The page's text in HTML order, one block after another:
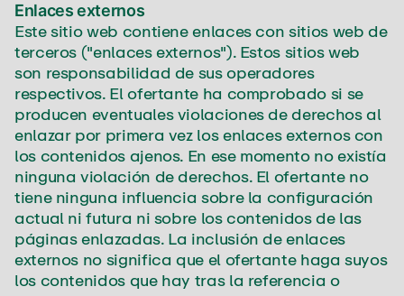
Enlaces externos
Este sitio web contiene enlaces con sitios web de
terceros ("enlaces externos"). Estos sitios web
son responsabilidad de sus operadores
respectivos. El ofertante ha comprobado si se
producen eventuales violaciones de derechos al
enlazar por primera vez los enlaces externos con
los contenidos ajenos. En ese momento no existía
ninguna violación de derechos. El ofertante no
tiene ninguna influencia sobre la configuración
actual ni futura ni sobre los contenidos de las
páginas enlazadas. La inclusión de enlaces
externos no significa que el ofertante haga suyos
los contenidos que hay tras la referencia o